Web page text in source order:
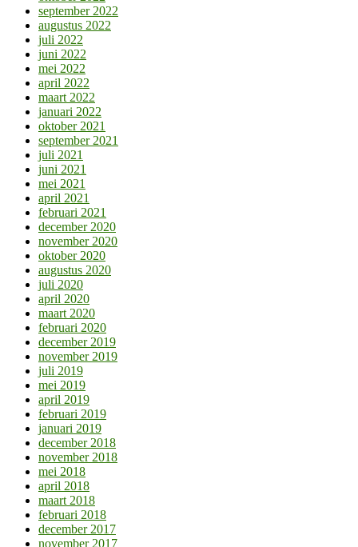
september 2022
augustus 2022
juli 2022
juni 2022
mei 2022
april 2022
maart 2022
januari 2022
oktober 2021
september 2021
juli 2021
juni 2021
mei 2021
april 2021
februari 2021
december 2020
november 2020
oktober 2020
augustus 2020
juli 2020
april 2020
maart 2020
februari 2020
december 2019
november 2019
juli 2019
mei 2019
april 2019
februari 2019
januari 2019
december 2018
november 2018
mei 2018
april 2018
maart 2018
februari 2018
december 2017
november 2017